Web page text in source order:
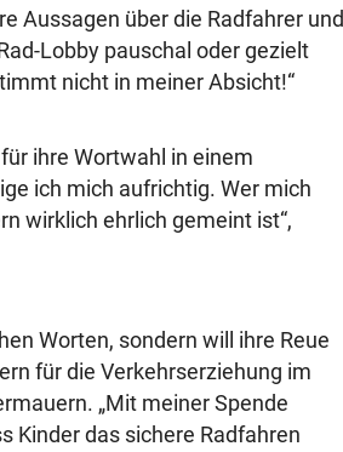
Aussagen über die Radfahrer und
Lobby pauschal oder gezielt
nicht in meiner Absicht!“
ihre Wortwahl in einem
ich mich aufrichtig. Wer mich
wirklich ehrlich gemeint ist“,
Worten, sondern will ihre Reue
für die Verkehrserziehung im
„Mit meiner Spende
Kinder das sichere Radfahren